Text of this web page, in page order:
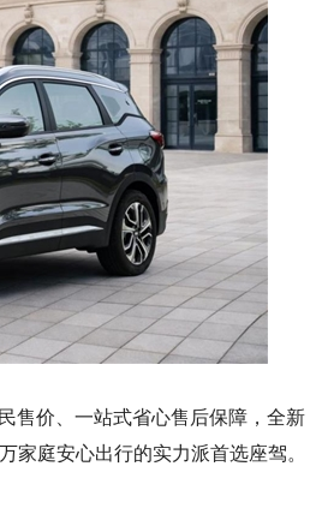
售价、一站式省心售后保障，全新
家庭安心出行的实力派首选座驾。